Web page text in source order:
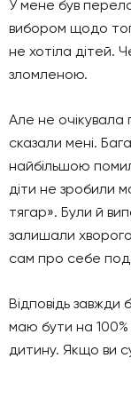
У мене був
вибором щодо
не хотіла дітей.
зломленою.
Але не очікувала
сказали мені.
найбільшою
діти не зробили
тягар». Були й
залишали
сам про себе
Відповідь
маю бути на
дитину. Якщо ви